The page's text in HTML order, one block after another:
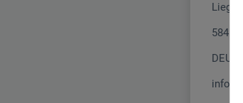
58454